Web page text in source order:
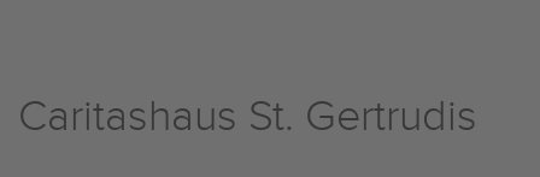
Caritashaus St. Gertrudis